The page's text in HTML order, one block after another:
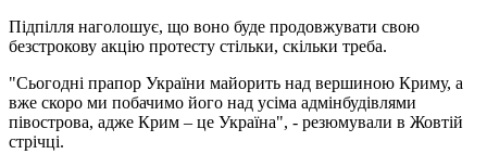
Підпілля наголошує, що воно буде продовжувати свою
безстрокову акцію протесту стільки, скільки треба.
"Сьогодні прапор України майорить над вершиною Криму, а
вже скоро ми побачимо його над усіма адмінбудівлями
півострова, адже Крим – це Україна", - резюмували в Жовтій
стрічці.